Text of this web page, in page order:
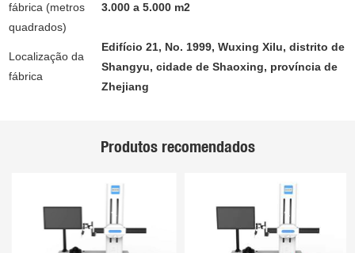
fábrica (metros
quadrados)
3.000 a 5.000 m2
Localização da
fábrica
Edifício 21, No. 1999, Wuxing Xilu, distrito de
Shangyu, cidade de Shaoxing, província de
Zhejiang
Produtos recomendados